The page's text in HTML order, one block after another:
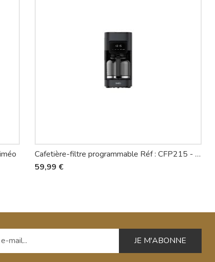
Cafetière-filtre programmable​ Réf : CFP215​ - Simèo
59,99 €